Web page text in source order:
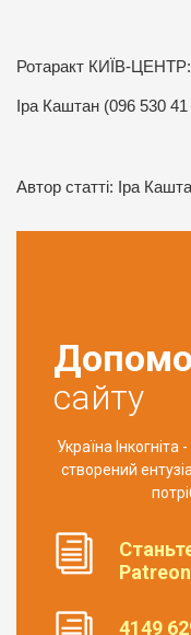
Ротаракт КИЇВ-ЦЕНТР:
Іра Каштан (096 530
Автор статті: Іра
сайту
Україна
створений
Patreon
4149